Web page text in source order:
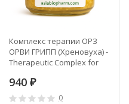
Комплекс терапии ОРЗ
ОРВИ ГРИПП (Хреновуха) -
Therapeutic Complex for
Influenza Infections
(Khrenovukha) ABP
940 ₽
0